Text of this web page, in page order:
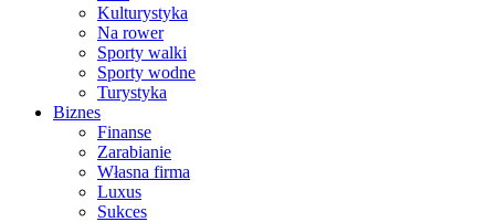
Kulturystyka
Na rower
Sporty walki
Sporty wodne
Turystyka
Biznes
Finanse
Zarabianie
Własna firma
Luxus
Sukces